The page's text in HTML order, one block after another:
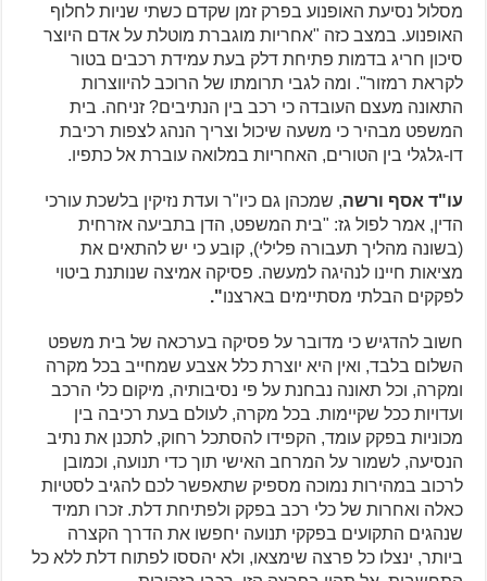
מסלול נסיעת האופנוע בפרק זמן שקדם כשתי שניות לחלוף
האופנוע. במצב כזה "אחריות מוגברת מוטלת על אדם היוצר
סיכון חריג בדמות פתיחת דלק בעת עמידת רכבים בטור
לקראת רמזור". ומה לגבי תרומתו של הרוכב להיווצרות
התאונה מעצם העובדה כי רכב בין הנתיבים? זניחה. בית
המשפט מבהיר כי משעה שיכול וצריך הנהג לצפות רכיבת
דו-גלגלי בין הטורים, האחריות במלואה עוברת אל כתפיו.
עו"ד אסף ורשה, שמכהן גם כיו"ר ועדת נזיקין בלשכת עורכי
הדין, אמר לפול גז: "בית המשפט, הדן בתביעה אזרחית
(בשונה מהליך תעבורה פלילי), קובע כי יש להתאים את
מציאות חיינו לנהיגה למעשה. פסיקה אמיצה שנותנת ביטוי
לפקקים הבלתי מסתיימים בארצנו".
חשוב להדגיש כי מדובר על פסיקה בערכאה של בית משפט
השלום בלבד, ואין היא יוצרת כלל אצבע שמחייב בכל מקרה
ומקרה, וכל תאונה נבחנת על פי נסיבותיה, מיקום כלי הרכב
ועדויות ככל שקיימות. בכל מקרה, לעולם בעת רכיבה בין
מכוניות בפקק עומד, הקפידו להסתכל רחוק, לתכנן את נתיב
הנסיעה, לשמור על המרחב האישי תוך כדי תנועה, וכמובן
לרכוב במהירות נמוכה מספיק שתאפשר לכם להגיב לסטיות
כאלה ואחרות של כלי רכב בפקק ולפתיחת דלת. זכרו תמיד
שנהגים התקועים בפקקי תנועה יחפשו את הדרך הקצרה
ביותר, ינצלו כל פרצה שימצאו, ולא יהססו לפתוח דלת ללא כל